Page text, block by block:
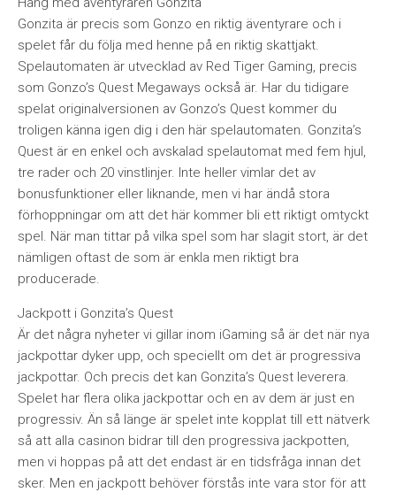
Gonzita är precis som Gonzo en riktig äventyrare och i
spelet får du följa med henne på en riktig skattjakt.
Spelautomaten är utvecklad av Red Tiger Gaming, precis
som Gonzo’s Quest Megaways också är. Har du tidigare
spelat originalversionen av Gonzo’s Quest kommer du
troligen känna igen dig i den här spelautomaten. Gonzita’s
Quest är en enkel och avskalad spelautomat med fem hjul,
tre rader och 20 vinstlinjer. Inte heller vimlar det av
bonusfunktioner eller liknande, men vi har ändå stora
förhoppningar om att det här kommer bli ett riktigt omtyckt
spel. När man tittar på vilka spel som har slagit stort, är det
nämligen oftast de som är enkla men riktigt bra
producerade.
Jackpott i Gonzita’s Quest
Är det några nyheter vi gillar inom iGaming så är det när nya
jackpottar dyker upp, och speciellt om det är progressiva
jackpottar. Och precis det kan Gonzita’s Quest leverera.
Spelet har flera olika jackpottar och en av dem är just en
progressiv. Än så länge är spelet inte kopplat till ett nätverk
så att alla casinon bidrar till den progressiva jackpotten,
men vi hoppas på att det endast är en tidsfråga innan det
sker. Men en jackpott behöver förstås inte vara stor för att